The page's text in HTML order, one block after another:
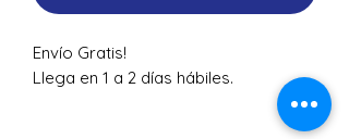
Envío Gratis!
Llega en 1 a 2 días hábiles.